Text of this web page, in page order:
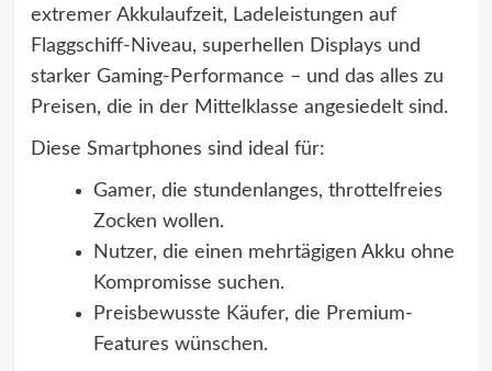
extremer Akkulaufzeit, Ladeleistungen auf
Flaggschiff-Niveau, superhellen Displays und
starker Gaming-Performance – und das alles zu
Preisen, die in der Mittelklasse angesiedelt sind.
Diese Smartphones sind ideal für:
Gamer, die stundenlanges, throttelfreies
Zocken wollen.
Nutzer, die einen mehrtägigen Akku ohne
Kompromisse suchen.
Preisbewusste Käufer, die Premium-
Features wünschen.